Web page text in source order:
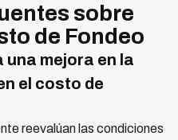
sobre
de Fondeo
mejora en la
el costo de
reevalúan las condiciones